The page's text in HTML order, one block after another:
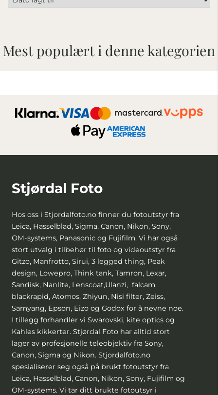
Mest populært i denne kategorien
Stjørdal Foto
Hos oss i Stjordalfoto.no finner du fotoutstyr fra
Leica, Hasselblad, Sigma, Canon, Nikon, Sony,
OM-systems, Panasonic og Fujifilm. Vi har også
stort utvalg i tilbehør til foto og videoutstyr fra
Gitzo, Manfrotto, Sirui, 3 legged thing, Peak
design, Lowepro, Think tank, Tamron, Lexar,
Sandisk, Nanlite, Lenscoat,Ulanzi, falcam,
blackrapid, Atomos, Zhiyun, Nisi filter, Zeiss,
Samyang, Epson, Eizo og Godox for å nevne noe.
I tillegg forhandler vi Swarovski, kite optics og
Kahles kikkerter. Stjørdal Foto har alltid stort
lager av profesjonelle teleobjektiv fra Sony,
Canon, Sigma og Nikon. Stjordalfoto.no
spesialiserer seg også på brukt fotoutstyr fra
Leica, Hasselblad, Canon, Nikon, Sony, Fujifilm og
OM-systems. Vi tar ditt brukte fotoutsyr i